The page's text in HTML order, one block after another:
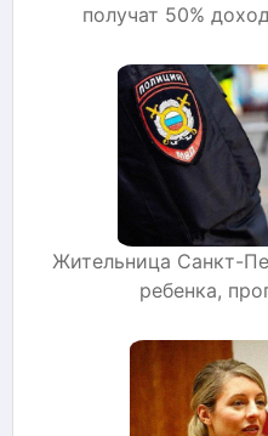
получат 50%
Жительница Санкт-
ребенка,